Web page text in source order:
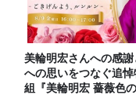
美輪明宏さんへの感
への思いをつなぐ追
組『美輪明宏 薔薇色